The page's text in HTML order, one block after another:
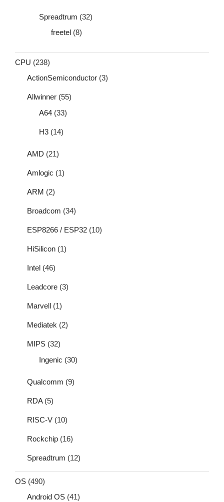
Spreadtrum (32)
freetel (8)
CPU (238)
ActionSemiconductor (3)
Allwinner (55)
A64 (33)
H3 (14)
AMD (21)
Amlogic (1)
ARM (2)
Broadcom (34)
ESP8266 / ESP32 (10)
HiSilicon (1)
Intel (46)
Leadcore (3)
Marvell (1)
Mediatek (2)
MIPS (32)
Ingenic (30)
Qualcomm (9)
RDA(5)
RISC-V (10)
Rockchip (16)
Spreadtrum (12)
OS (490)
Android OS (41)